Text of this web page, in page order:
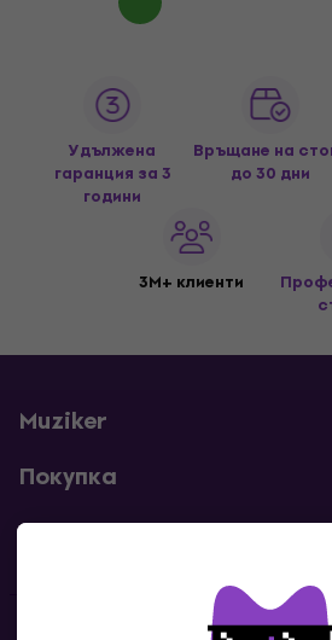
Удължена
гаранция за 3
години
Връщане на
до 30 дни
3M+ клиенти
Muziker
Покупка
Полезни линкове